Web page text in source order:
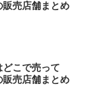
販売店舗まとめ
どこで売って
販売店舗まとめ